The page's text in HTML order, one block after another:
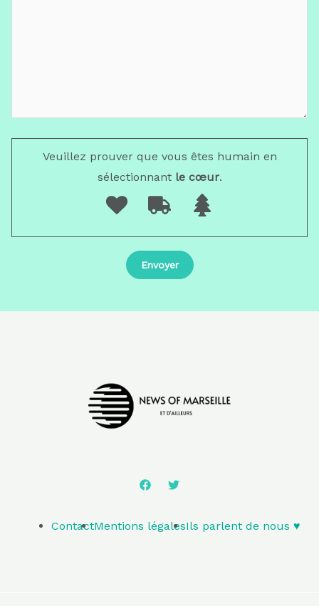
Veuillez prouver que vous êtes humain en
sélectionnantle cœur.
ContactMentions légalesIls parlent de nous ♥️